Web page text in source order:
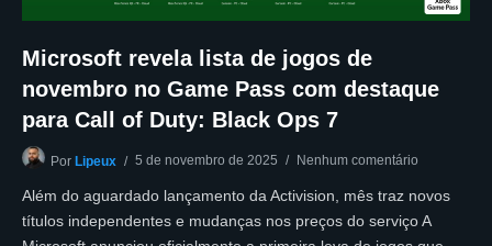
Microsoft revela lista de jogos de
novembro no Game Pass com destaque
para Call of Duty: Black Ops 7
Por Lipeux 5 de novembro de 2025 Nenhum comentário
Além do aguardado lançamento da Activision, mês traz novos
títulos independentes e mudanças nos preços do serviço A